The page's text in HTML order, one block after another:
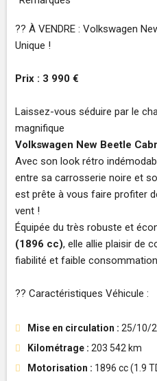
?? À VENDRE : Volkswagen
Unique !
Prix : 3 990 €
Laissez-vous séduire par le
magnifique
Volkswagen New Beetle
Avec son look rétro
entre sa carrosserie noire et
est prête à vous faire profiter
vent !
Équipée du très robuste et
(1896 cc), elle allie plaisir de
fiabilité et faible consommation.
?? Caractéristiques Véhicule :
Mise en circulation : 25/10/
Kilométrage : 203 542 km
Motorisation : 1896 cc (1.9